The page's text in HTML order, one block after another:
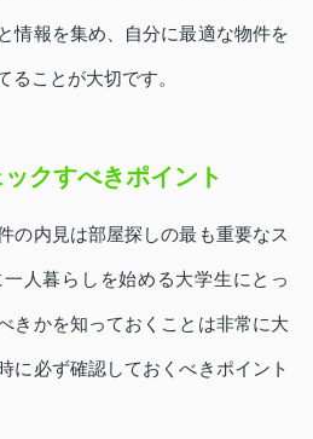
情報を集め、自分に最適な物件を
ることが大切です。
クすべきポイント
の内見は部屋探しの最も重要なス
人暮らしを始める大学生にとっ
きかを知っておくことは非常に大
に必ず確認しておくべきポイント